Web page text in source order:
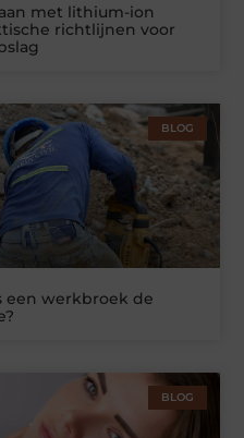
met lithium-ion
richtlijnen voor
BLOG
een werkbroek de
BLOG